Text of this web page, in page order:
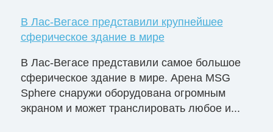
В Лас-Вегасе представили крупнейшее
сферическое здание в мире
В Лас-Вегасе представили самое большое
сферическое здание в мире. Арена MSG
Sphere снаружи оборудована огромным
экраном и может транслировать любое и...